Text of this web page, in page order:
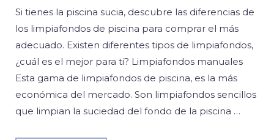
Si tienes la piscina sucia, descubre las diferencias de
los limpiafondos de piscina para comprar el más
adecuado. Existen diferentes tipos de limpiafondos,
¿cuál es el mejor para ti? Limpiafondos manuales
Esta gama de limpiafondos de piscina, es la más
económica del mercado. Son limpiafondos sencillos
que limpian la suciedad del fondo de la piscina …